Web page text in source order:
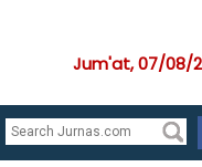
Jum'at, 07/08/